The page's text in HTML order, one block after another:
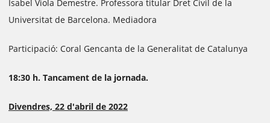
Isabel Viola Demestre. Professora titular Dret Civil de la
Universitat de Barcelona. Mediadora
Participació: Coral Gencanta de la Generalitat de Catalunya
18:30 h. Tancament de la jornada.
Divendres, 22 d'abril de 2022